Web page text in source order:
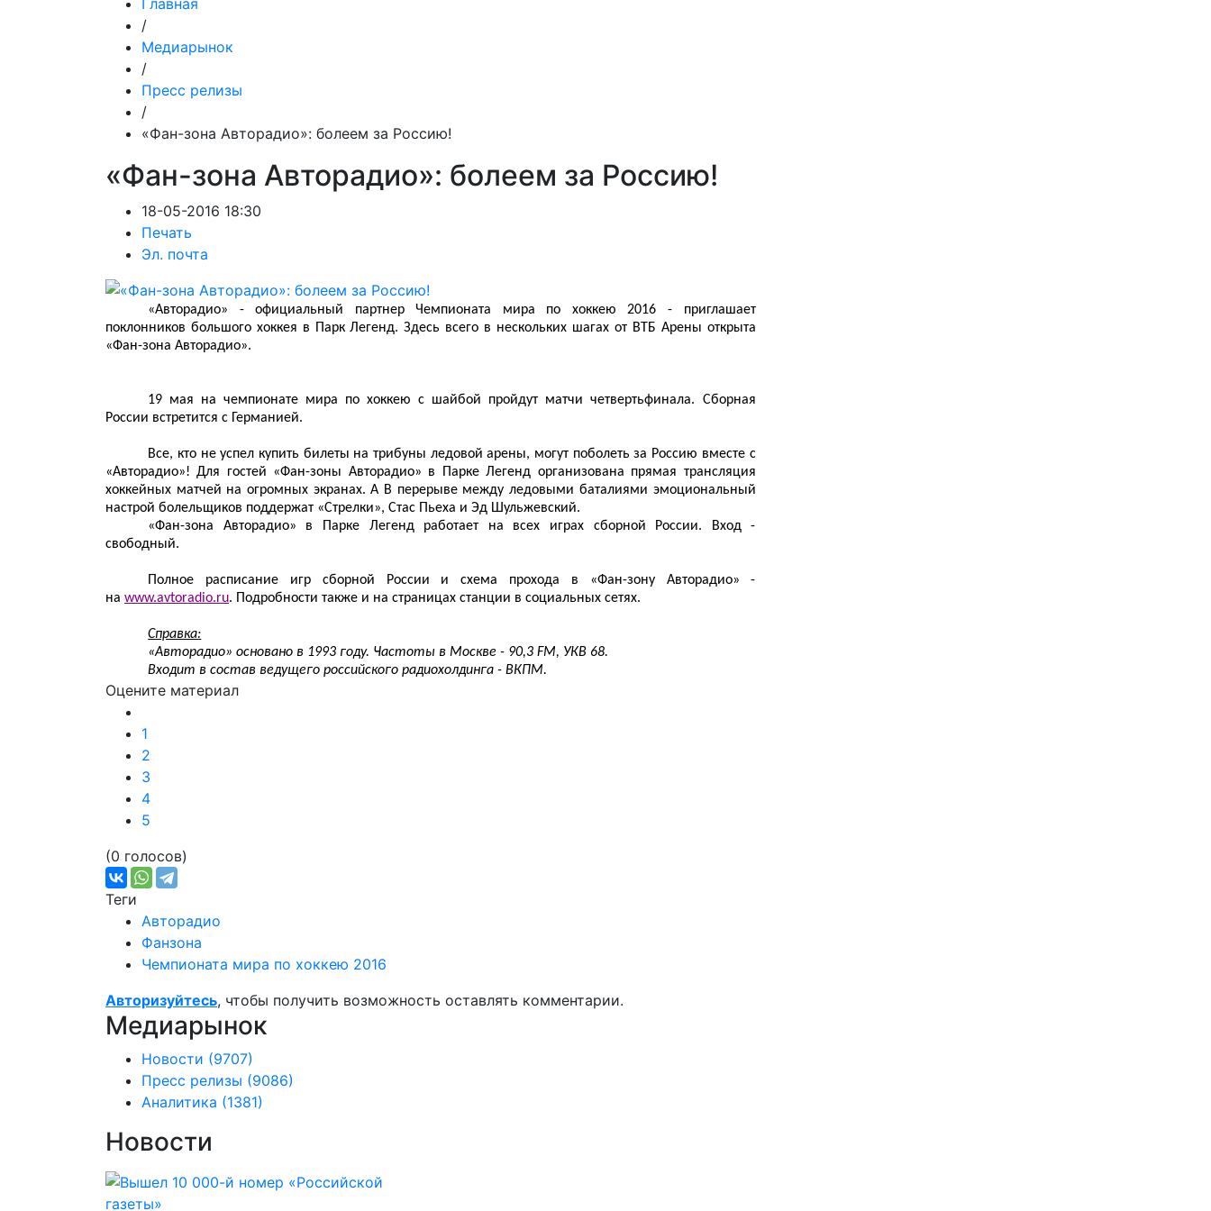
Главная
/
Медиарынок
/
Пресс релизы
/
«Фан-зона Авторадио»: болеем за Россию!
«Фан-зона Авторадио»: болеем за Россию!
18-05-2016 18:30
Печать
Эл. почта
«Авторадио» - официальный партнер Чемпионата мира по хоккею 2016 - приглашает
поклонников большого хоккея в Парк Легенд. Здесь всего в нескольких шагах от ВТБ Арены открыта
«Фан-зона Авторадио».
19 мая на чемпионате мира по хоккею с шайбой пройдут матчи четвертьфинала. Сборная
России встретится с Германией.
Все, кто не успел купить билеты на трибуны ледовой арены, могут поболеть за Россию вместе с
«Авторадио»! Для гостей «Фан-зоны Авторадио» в Парке Легенд организована прямая трансляция
хоккейных матчей на огромных экранах. А В перерыве между ледовыми баталиями эмоциональный
настрой болельщиков поддержат «Стрелки», Стас Пьеха и Эд Шульжевский.
«Фан-зона Авторадио» в Парке Легенд работает на всех играх сборной России. Вход -
свободный.
Полное расписание игр сборной России и схема прохода в «Фан-зону Авторадио» -
на www.avtoradio.ru. Подробности также и на страницах станции в социальных сетях.
Справка:
«Авторадио» основано в 1993 году. Частоты в Москве - 90,3 FM, УКВ 68.
Входит в состав ведущего российского радиохолдинга - ВКПМ.
Оцените материал
1
2
3
4
5
(0 голосов)
Теги
Авторадио
Фанзона
Чемпионата мира по хоккею 2016
Авторизуйтесь, чтобы получить возможность оставлять комментарии.
Медиарынок
Новости (9707)
Пресс релизы (9086)
Аналитика (1381)
Новости